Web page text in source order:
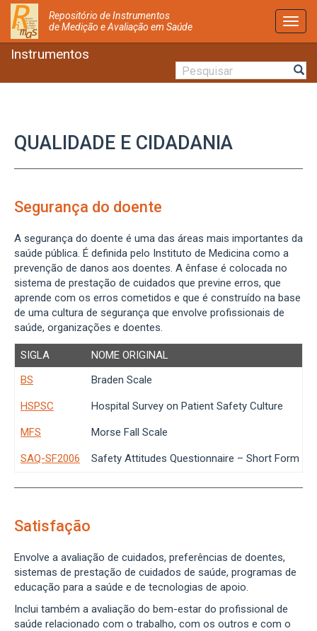
Repositório de Instrumentos
de Medição e Avaliação em Saúde
Instrumentos
QUALIDADE E CIDADANIA
Segurança do doente
A segurança do doente é uma das áreas mais importantes da
saúde pública. É definida pelo Instituto de Medicina como a
prevenção de danos aos doentes. A ênfase é colocada no
sistema de prestação de cuidados que previne erros, que
aprende com os erros cometidos e que é construído na base
de uma cultura de segurança que envolve profissionais de
saúde, organizações e doentes.
SIGLA
NOME ORIGINAL
BS
Braden Scale
HSPSC Hospital Survey on Patient Safety Culture
MFS Morse Fall Scale
SAQ-SF2006 Safety Attitudes Questionnaire – Short Form
Satisfação
Envolve a avaliação de cuidados, preferências de doentes,
sistemas de prestação de cuidados de saúde, programas de
educação para a saúde e de tecnologias de apoio.
Inclui também a avaliação do bem-estar do profissional de
saúde relacionado com o trabalho, com os outros e com o